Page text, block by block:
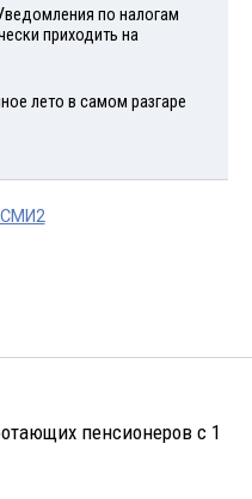
по налогам
приходить на
лето в самом разгаре
пенсионеров с 1